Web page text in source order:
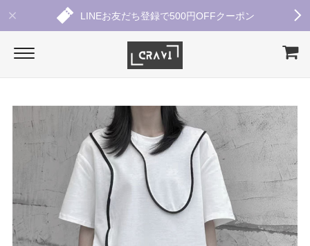
LINEお友だち登録で500円OFFクーポン